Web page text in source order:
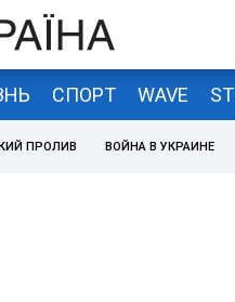
СПОРТ WAVE
ПРОЛИВ ВОЙНА В УКРАИНЕ